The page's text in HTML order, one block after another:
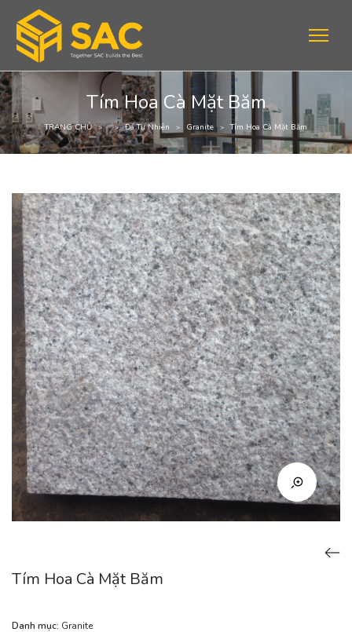
Tím Hoa Cà Mặt Băm
TRANG CHỦ > > Đá Tự Nhiên > Granite > Tím Hoa Cà Mặt Băm
Tím Hoa Cà Mặt Băm
Danh mục: Granite